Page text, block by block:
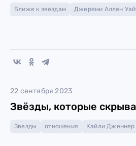
Ближе к звездам Джереми Аллен
22 сентября 2023
Звёзды, которые
Звезды отношения Кайли Дженнер